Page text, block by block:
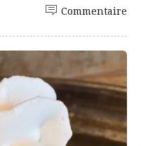
Commentaire